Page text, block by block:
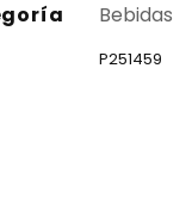
Bebidas
P251459